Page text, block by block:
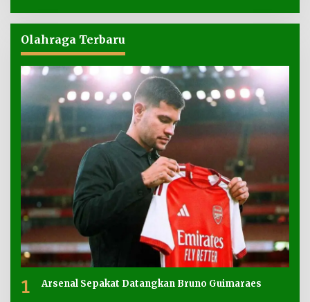
Olahraga Terbaru
1 Arsenal Sepakat Datangkan Bruno Guimaraes